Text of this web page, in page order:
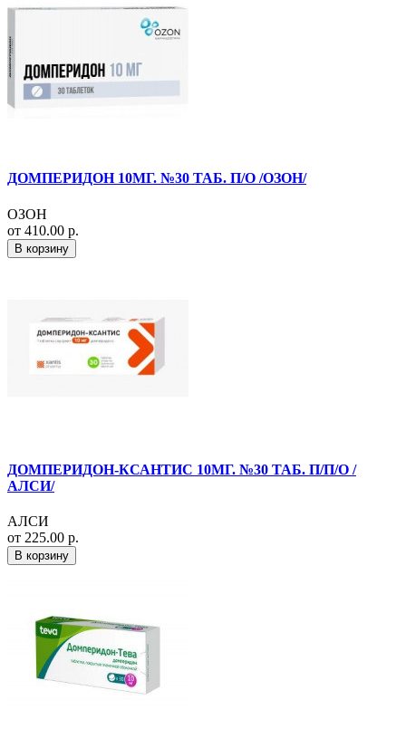
ДОМПЕРИДОН 10МГ. №30 ТАБ. П/О /ОЗОН/
ОЗОН
от 410.00 р.
В корзину
ДОМПЕРИДОН-КСАНТИС 10МГ. №30 ТАБ. П/П/О /
АЛСИ/
АЛСИ
от 225.00 р.
В корзину